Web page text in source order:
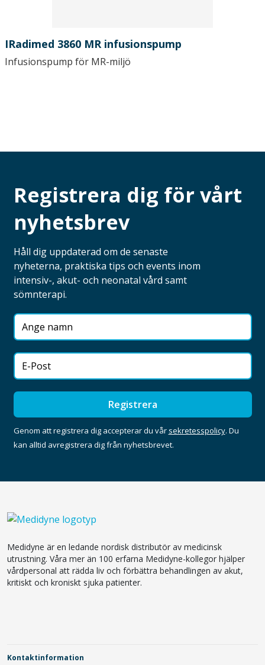
IRadimed 3860 MR infusionspump
Infusionspump för MR-miljö
Registrera dig för vårt
nyhetsbrev
Håll dig uppdaterad om de senaste
nyheterna, praktiska tips och events inom
intensiv-, akut- och neonatal vård samt
sömnterapi.
Registrera
Genom att registrera dig accepterar du vår sekretesspolicy. Du
kan alltid avregistrera dig från nyhetsbrevet.
Medidyne är en ledande nordisk distributör av medicinsk
utrustning. Våra mer än 100 erfarna Medidyne-kollegor hjälper
vårdpersonal att rädda liv och förbättra behandlingen av akut,
kritiskt och kroniskt sjuka patienter.
Kontaktinformation